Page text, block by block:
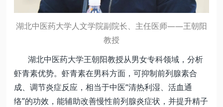
湖北中医药大学人文学院副院长、主任医师——王朝阳
教授
湖北中医药大学王朝阳教授从男女专科领域，分析
虾青素优势。虾青素在男科方面，可抑制前列腺素合
成、调节炎症反应，相当于中医“清热利湿、活血通
络”的功效，能辅助改善慢性前列腺炎症状，并提升精子